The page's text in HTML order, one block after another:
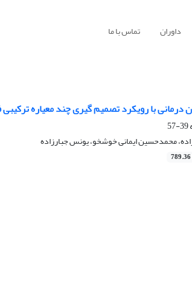
داوران تماس با ما
با رویکرد تصمیم گیری چند معیاره
39-57
محمدحسین ایمانی خوشخو، یونس جبارزاده